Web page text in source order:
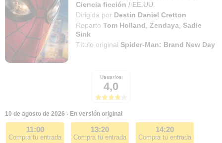
Ciencia ficción / EE.UU.
Dirigida por Destin Daniel Cretton
Reparto Tom Holland ,Zendaya ,Sadie
Sink
Título originalSpider-Man: Brand New Day
Usuarios
4,0
10 de agosto de 2026 - En versión original
11:00
Compra tu entrada
13:20
Compra tu entrada
14:20
Compra tu entrada